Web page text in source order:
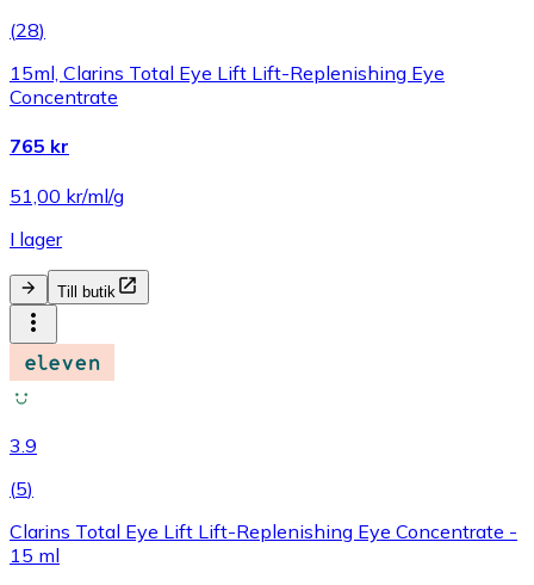
(28)
15ml, Clarins Total Eye Lift Lift-Replenishing Eye
Concentrate
765 kr
51,00 kr/ml/g
I lager
Till butik
3.9
(5)
Clarins Total Eye Lift Lift-Replenishing Eye Concentrate -
15 ml